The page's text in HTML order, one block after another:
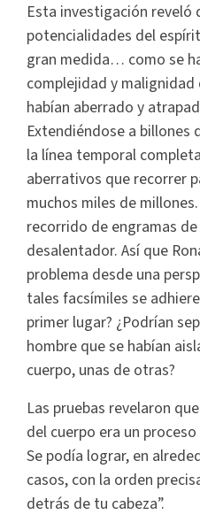
Esta investigación
potencialidades del
gran medida… como se
complejidad y
habían aberrado y
Extendiéndose a billones
la línea temporal
aberrativos que recorrer
muchos miles de
recorrido de engramas
desalentador. Así que
problema desde una
tales facsímiles se
primer lugar? ¿Podrían
hombre que se habían
cuerpo, unas de otras?
Las pruebas revelaron
del cuerpo era un
Se podía lograr, en
casos, con la orden
detrás de tu cabeza”.